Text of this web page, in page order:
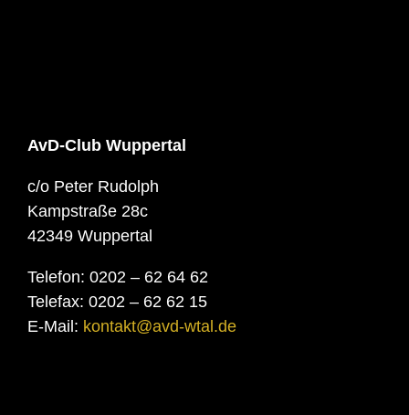
AvD-Club Wuppertal
c/o Peter Rudolph
Kampstraße 28c
42349 Wuppertal
Telefon: 0202 – 62 64 62
Telefax: 0202 – 62 62 15
E-Mail: kontakt@avd-wtal.de